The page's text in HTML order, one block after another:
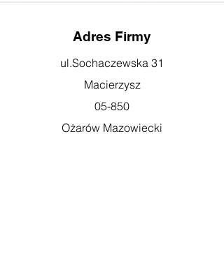
Adres Firmy
ul.Sochaczewska 31
Macierzysz
05-850
Ożarów Mazowiecki